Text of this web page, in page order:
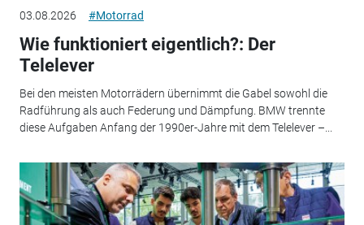
03.08.2026 #Motorrad
Wie funktioniert eigentlich?: Der
Telelever
Bei den meisten Motorrädern übernimmt die Gabel sowohl die
Radführung als auch Federung und Dämpfung. BMW trennte
diese Aufgaben Anfang der 1990er-Jahre mit dem Telelever –...